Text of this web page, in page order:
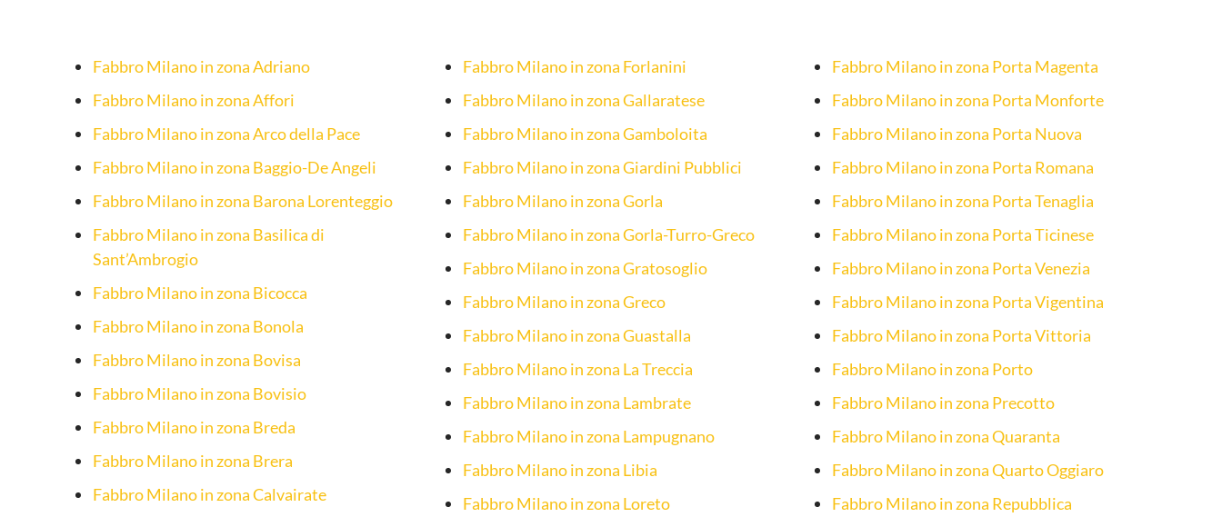
Fabbro Milano in zona Adriano
Fabbro Milano in zona Affori
Fabbro Milano in zona Arco della Pace
Fabbro Milano in zona Baggio-De Angeli
Fabbro Milano in zona Barona Lorenteggio
Fabbro Milano in zona Basilica di
Sant’Ambrogio
Fabbro Milano in zona Bicocca
Fabbro Milano in zona Bonola
Fabbro Milano in zona Bovisa
Fabbro Milano in zona Bovisio
Fabbro Milano in zona Breda
Fabbro Milano in zona Brera
Fabbro Milano in zona Calvairate
Fabbro Milano in zona Forlanini
Fabbro Milano in zona Gallaratese
Fabbro Milano in zona Gamboloita
Fabbro Milano in zona Giardini Pubblici
Fabbro Milano in zona Gorla
Fabbro Milano in zona Gorla-Turro-Greco
Fabbro Milano in zona Gratosoglio
Fabbro Milano in zona Greco
Fabbro Milano in zona Guastalla
Fabbro Milano in zona La Treccia
Fabbro Milano in zona Lambrate
Fabbro Milano in zona Lampugnano
Fabbro Milano in zona Libia
Fabbro Milano in zona Loreto
Fabbro Milano in zona Porta Magenta
Fabbro Milano in zona Porta Monforte
Fabbro Milano in zona Porta Nuova
Fabbro Milano in zona Porta Romana
Fabbro Milano in zona Porta Tenaglia
Fabbro Milano in zona Porta Ticinese
Fabbro Milano in zona Porta Venezia
Fabbro Milano in zona Porta Vigentina
Fabbro Milano in zona Porta Vittoria
Fabbro Milano in zona Porto
Fabbro Milano in zona Precotto
Fabbro Milano in zona Quaranta
Fabbro Milano in zona Quarto Oggiaro
Fabbro Milano in zona Repubblica